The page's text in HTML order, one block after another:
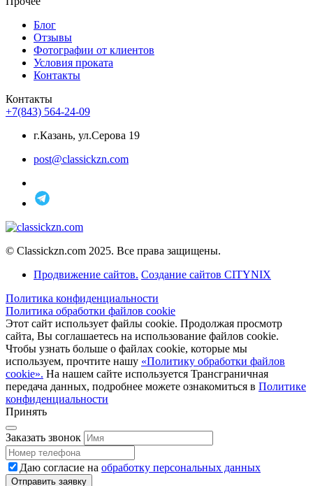
Блог
Отзывы
Фотографии от клиентов
Условия проката
Контакты
Контакты
+7(843) 564-24-09
г.Казань, ул.Серова 19
post@classickzn.com
© Classickzn.com 2025. Все права защищены.
Продвижение сайтов. Создание сайтов CITYNIX
Политика конфиденциальности
Политика обработки файлов cookie
Этот сайт использует файлы cookie. Продолжая просмотр
сайта, Вы соглашаетесь на использование файлов cookie.
Чтобы узнать больше о файлах cookie, которые мы
используем, прочтите нашу «Политику обработки файлов
cookie». На нашем сайте используется Трансграничная
передача данных, подробнее можете ознакомиться в Политике
конфиденциальности
Принять
Заказать звонок
Даю согласие на обработку персональных данных